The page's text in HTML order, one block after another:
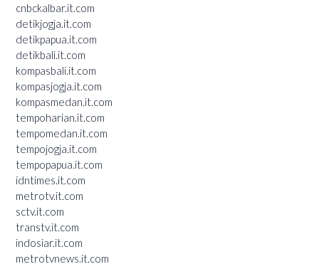
cnbckalbar.it.com
detikjogja.it.com
detikpapua.it.com
detikbali.it.com
kompasbali.it.com
kompasjogja.it.com
kompasmedan.it.com
tempoharian.it.com
tempomedan.it.com
tempojogja.it.com
tempopapua.it.com
idntimes.it.com
metrotv.it.com
sctv.it.com
transtv.it.com
indosiar.it.com
metrotvnews.it.com